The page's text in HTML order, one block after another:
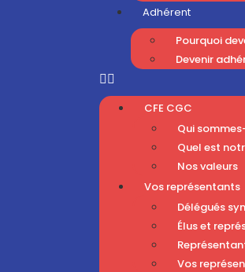
Adhérent
Pourquoi
Devenir
CFE CGC
Qui
Quel est
Nos valeurs
Vos représentants
Délégués
Élus et
Vos